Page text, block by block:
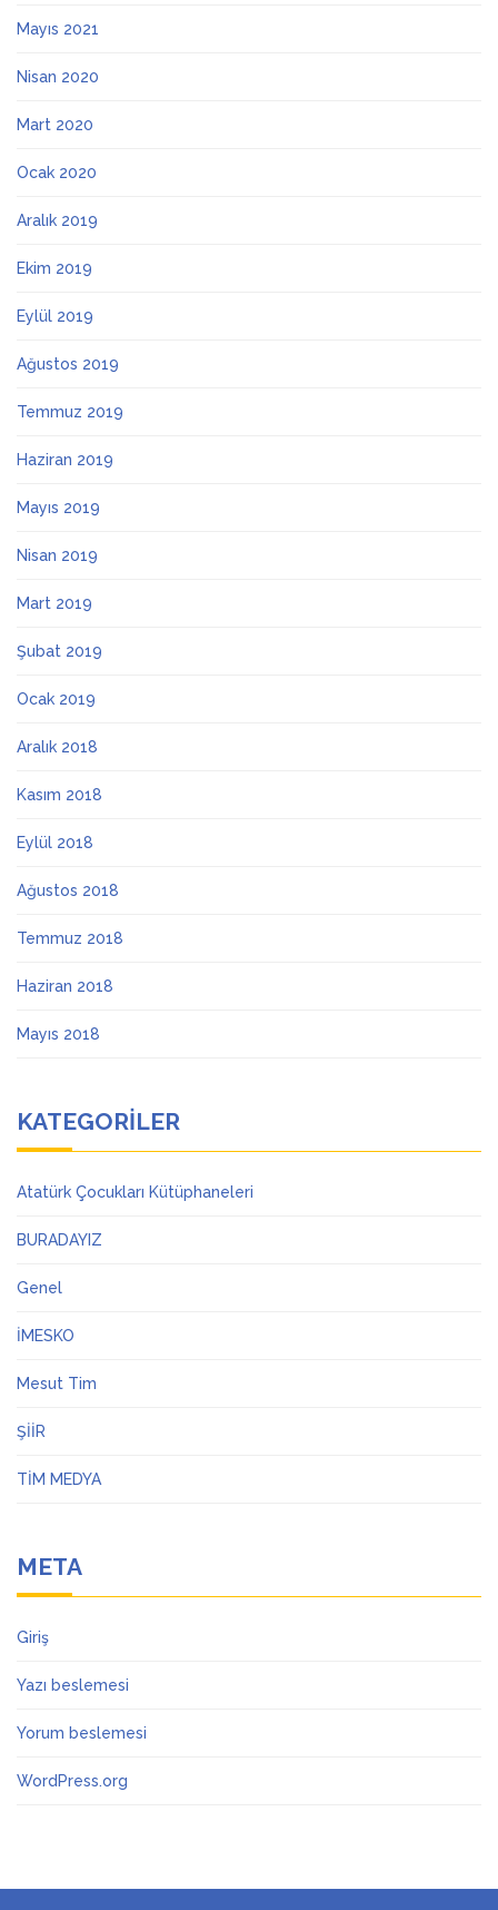
Mayıs 2021
Nisan 2020
Mart 2020
Ocak 2020
Aralık 2019
Ekim 2019
Eylül 2019
Ağustos 2019
Temmuz 2019
Haziran 2019
Mayıs 2019
Nisan 2019
Mart 2019
Şubat 2019
Ocak 2019
Aralık 2018
Kasım 2018
Eylül 2018
Ağustos 2018
Temmuz 2018
Haziran 2018
Mayıs 2018
KATEGORILER
Atatürk Çocukları Kütüphaneleri
BURADAYIZ
Genel
İMESKO
Mesut Tim
ŞİİR
TİM MEDYA
META
Giriş
Yazı beslemesi
Yorum beslemesi
WordPress.org